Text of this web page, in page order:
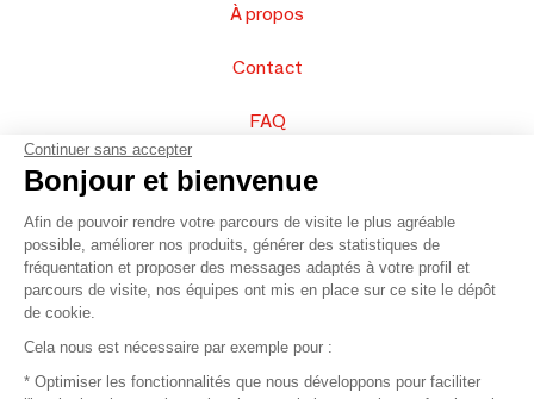
À propos
Contact
FAQ
Vendez vos produits
Plan du site
© 2016 –Organisation SAFI
Recrutement
Continuer sans accepter
Bonjour et bienvenue
Afin de pouvoir rendre votre parcours de visite le plus agréable
possible, améliorer nos produits, générer des statistiques de
fréquentation et proposer des messages adaptés à votre profil et
parcours de visite, nos équipes ont mis en place sur ce site le dépôt
de cookie.
Cela nous est nécessaire par exemple pour :
* Optimiser les fonctionnalités que nous développons pour faciliter